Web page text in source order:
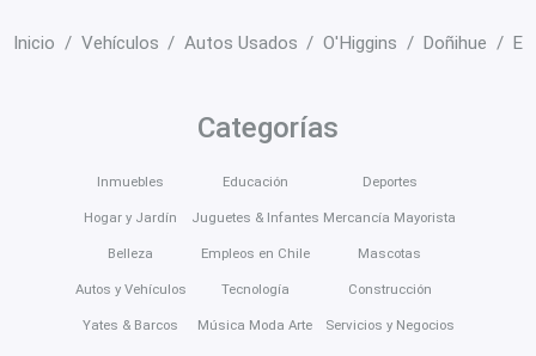
Inicio Vehículos Autos Usados O'Higgins Doñihue
Categorías
Inmuebles
Hogar y Jardín
Belleza
Autos y Vehículos
Yates & Barcos
Educación
Juguetes & Infantes
Empleos en Chile
Tecnología
Música Moda Arte
Deportes
Mercancía Mayorista
Mascotas
Construcción
Servicios y Negocios